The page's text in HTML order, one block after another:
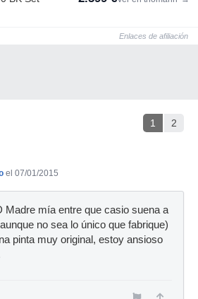
Enlaces de afiliación
1 2
el 07/01/2015
Madre mía entre que casio suena a
no sea lo único que fabrique)
pinta muy original, estoy ansioso